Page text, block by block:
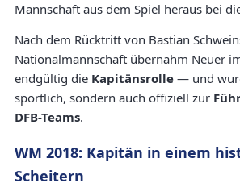
Mannschaft aus dem Spiel heraus bei
Nach dem Rücktritt von Bastian
Nationalmannschaft übernahm Neuer
endgültig die Kapitänsrolle — und
sportlich, sondern auch offiziell zur
DFB-Teams.
WM 2018: Kapitän in einem
Scheitern